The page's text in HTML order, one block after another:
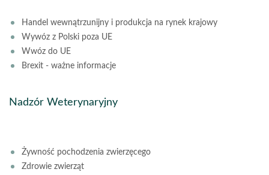
Handel wewnątrzunijny i produkcja na rynek krajowy
Wywóz z Polski poza UE
Wwóz do UE
Brexit - ważne informacje
Nadzór Weterynaryjny
Żywność pochodzenia zwierzęcego
Zdrowie zwierząt